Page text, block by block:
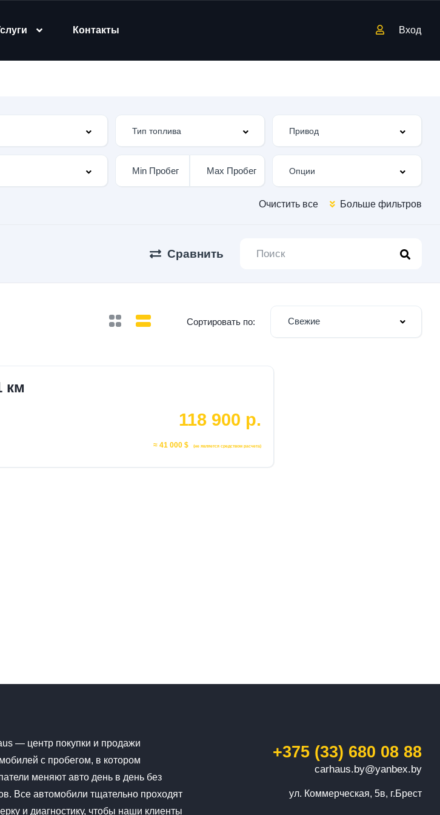
Контакты Вход
Очистить все Больше фильтров
Сравнить
Сортировать по: Свежие
км
118 900 р.
≈ 41 000 $ (не является средством расчета)
— центр покупки и продажи
с пробегом, в котором
меняют авто день в день без
Все автомобили тщательно проходят
и диагностику, чтобы наши клиенты
+375 (33) 680 08 88
carhaus.by@yanbex.by
ул. Коммерческая, 5в, г.Брест